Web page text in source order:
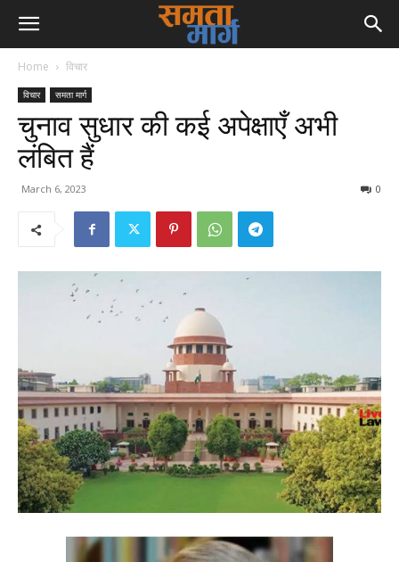
Home विचार
विचार समता मार्ग
चुनाव सुधार की कई अपेक्षाएँ अभी
लंबित हैं
March 6, 2023 0